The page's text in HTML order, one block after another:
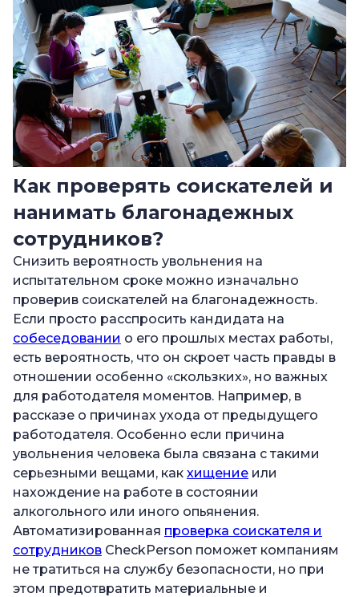
Как проверять соискателей и
нанимать благонадежных
сотрудников?
Снизить вероятность увольнения на
испытательном сроке можно изначально
проверив соискателей на благонадежность.
Если просто расспросить кандидата на
собеседовании о его прошлых местах работы,
есть вероятность, что он скроет часть правды в
отношении особенно «скользких», но важных
для работодателя моментов. Например, в
рассказе о причинах ухода от предыдущего
работодателя. Особенно если причина
увольнения человека была связана с такими
серьезными вещами, как хищение или
нахождение на работе в состоянии
алкогольного или иного опьянения.
Автоматизированная проверка соискателя и
сотрудников CheckPerson поможет компаниям
не тратиться на службу безопасности, но при
этом предотвратить материальные и